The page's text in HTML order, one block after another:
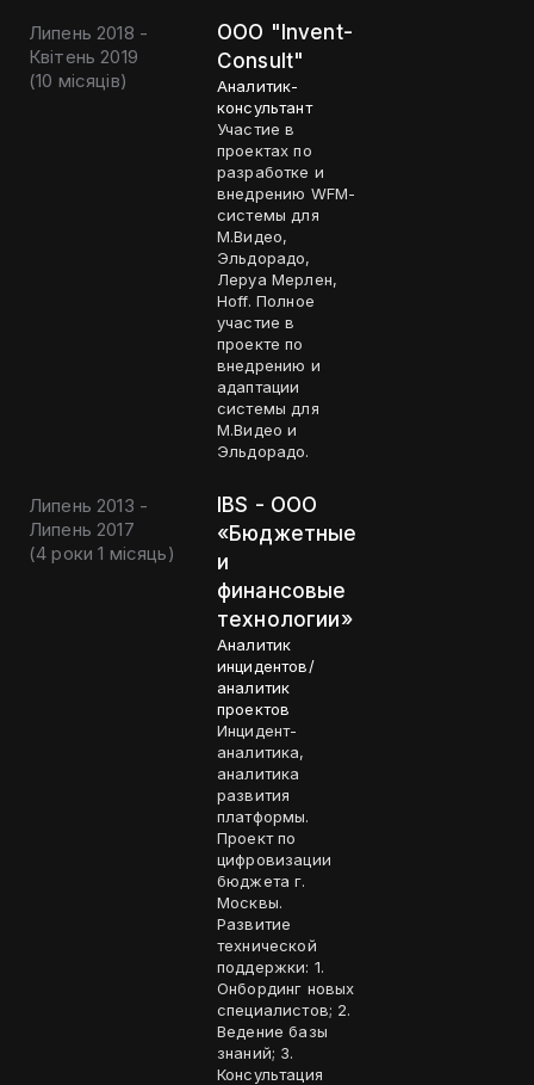
Липень 2018 -
Квітень 2019
(10 місяців)
OOO "Invent-
Consult"
Аналитик-
консультант
Участие в
проектах по
разработке и
внедрению WFM-
системы для
М.Видео,
Эльдорадо,
Леруа Мерлен,
Hoff. Полное
участие в
проекте по
внедрению и
адаптации
системы для
М.Видео и
Эльдорадо.
Липень 2013 -
Липень 2017
(4 роки 1 місяць)
IBS - ООО
«Бюджетные
и
финансовые
технологии»
Аналитик
инцидентов/
аналитик
проектов
Инцидент-
аналитика,
аналитика
развития
платформы.
Проект по
цифровизации
бюджета г.
Москвы.
Развитие
технической
поддержки: 1.
Онбординг новых
специалистов; 2.
Ведение базы
знаний; 3.
Консультация